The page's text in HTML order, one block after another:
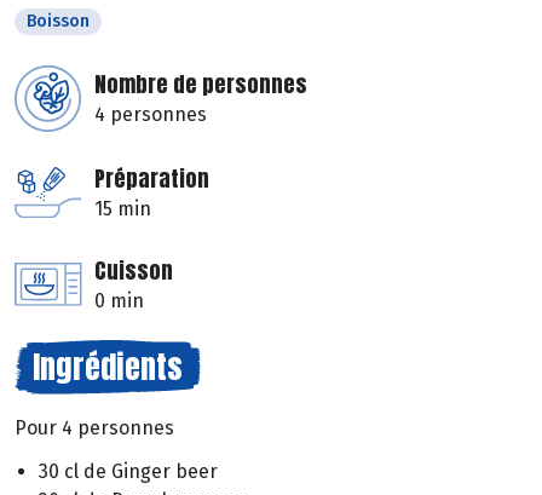
Boisson
Nombre de personnes
4 personnes
Préparation
15 min
Cuisson
0 min
Ingrédients
Pour 4 personnes
30 cl de Ginger beer